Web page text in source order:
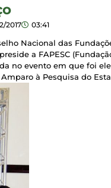
2017 03:41
Nacional das
a FAPESC
no evento em que foi
à Pesquisa do